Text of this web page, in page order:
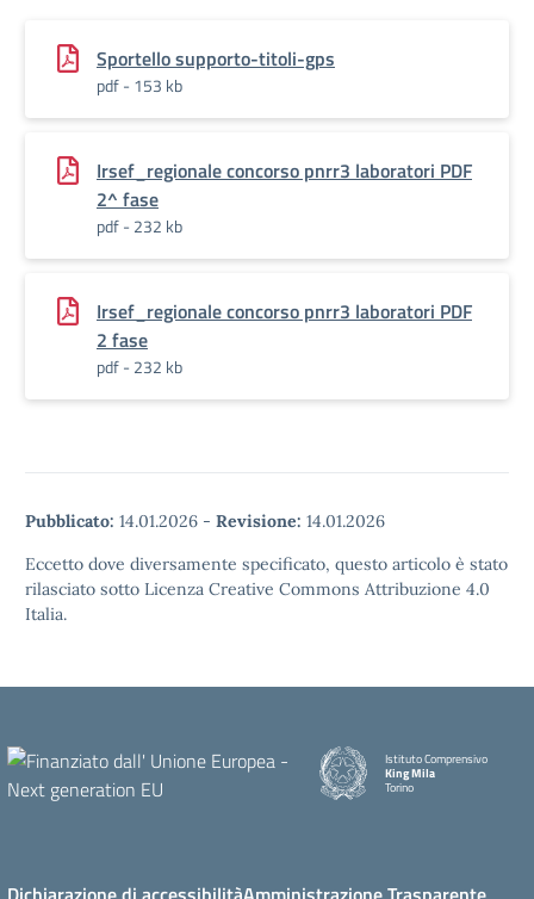
Sportello supporto-titoli-gps
pdf - 153 kb
Irsef_regionale concorso pnrr3 laboratori PDF
2^ fase
pdf - 232 kb
Irsef_regionale concorso pnrr3 laboratori PDF
2 fase
pdf - 232 kb
Pubblicato: 14.01.2026 - Revisione: 14.01.2026
Eccetto dove diversamente specificato, questo articolo è stato
rilasciato sotto Licenza Creative Commons Attribuzione 4.0
Italia.
Istituto Comprensivo
King Mila
Torino